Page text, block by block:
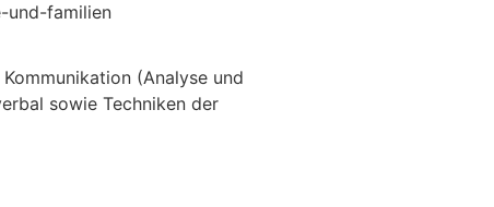
und-familien
(Analyse und
sowie Techniken der